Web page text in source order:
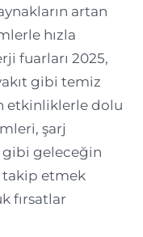
artan
hızla
fuarları 2025,
gibi temiz
etkinliklerle dolu
şarj
gibi geleceğin
etmek
fırsatlar